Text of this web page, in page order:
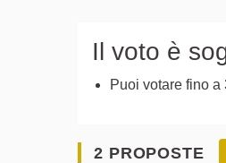
Il voto è
Puoi votare fino a
2 PROPOSTE